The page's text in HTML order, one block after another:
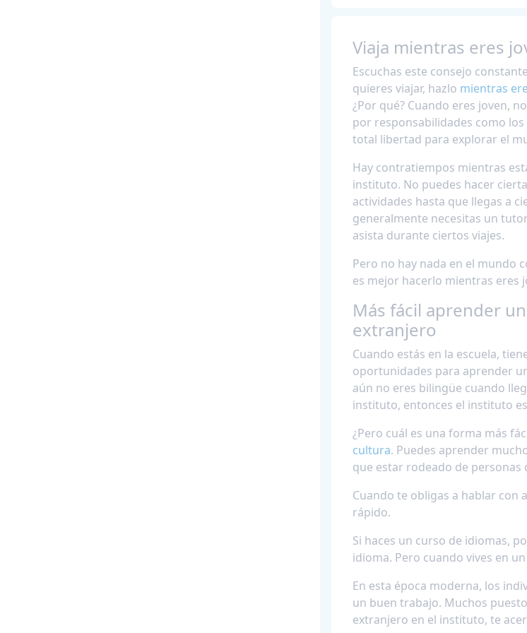
Viaja mientras eres
Escuchas este consejo
quieres viajar, hazlo mientras
¿Por qué? Cuando eres joven,
por responsabilidades como los
total libertad para explorar el
Hay contratiempos mientras
instituto. No puedes hacer
actividades hasta que llegas a
generalmente necesitas un
asista durante ciertos viajes.
Pero no hay nada en el mundo
es mejor hacerlo mientras eres
Más fácil aprender
extranjero
Cuando estás en la escuela,
oportunidades para aprender
aún no eres bilingüe cuando
instituto, entonces el instituto
¿Pero cuál es una forma más
cultura. Puedes aprender
que estar rodeado de
Cuando te obligas a hablar con
rápido.
Si haces un curso de idiomas,
idioma. Pero cuando vives en
En esta época moderna, los
un buen trabajo. Muchos
extranjero en el instituto, te